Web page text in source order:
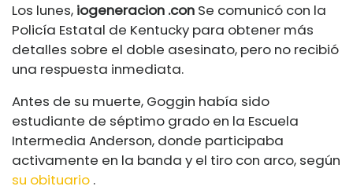
Los lunes, iogeneracion .con Se comunicó con la
Policía Estatal de Kentucky para obtener más
detalles sobre el doble asesinato, pero no recibió
una respuesta inmediata.
Antes de su muerte, Goggin había sido
estudiante de séptimo grado en la Escuela
Intermedia Anderson, donde participaba
activamente en la banda y el tiro con arco, según
su obituario .